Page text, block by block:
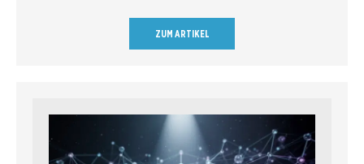
ZUM ARTIKEL